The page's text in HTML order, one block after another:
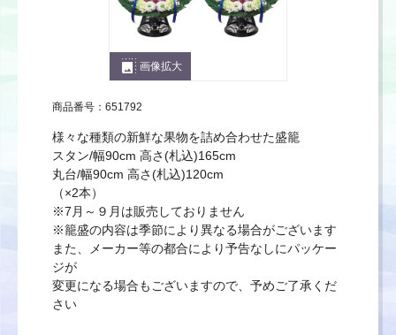
photo_size_select_large 画像拡大
商品番号：651792
様々な種類の新鮮な果物を詰め合わせた盛籠
スタン/幅90cm 高さ(札込)165cm
丸台/幅90cm 高さ(札込)120cm
（×2本）
※7月～９月は販売しておりません
※籠盛の内容は季節により異なる場合がございます
また、メーカー等の都合により予告なしにパッケー
ジが
変更になる場合もございますので、予めご了承くだ
さい